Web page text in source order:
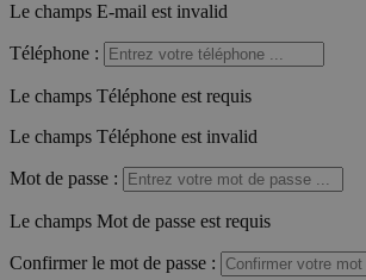
Le champs E-mail est invalid
Téléphone :
Le champs Téléphone est requis
Le champs Téléphone est invalid
Mot de passe :
Le champs Mot de passe est requis
Confirmer le mot de passe :